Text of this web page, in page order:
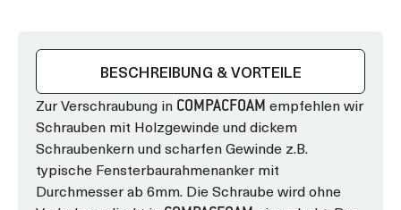
BESCHREIBUNG & VORTEILE
Zur Verschraubung in COMPACFOAM empfehlen wir
Schrauben mit Holzgewinde und dickem
Schraubenkern und scharfen Gewinde z.B.
typische Fensterbaurahmenanker mit
Durchmesser ab 6mm. Die Schraube wird ohne